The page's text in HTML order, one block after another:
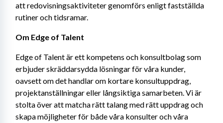
att redovisningsaktiviteter genomförs enligt fastställda
rutiner och tidsramar.
Om Edge of Talent
Edge of Talent är ett kompetens och konsultbolag som
erbjuder skräddarsydda lösningar för våra kunder,
oavsett om det handlar om kortare konsultuppdrag,
projektanställningar eller långsiktiga samarbeten. Vi är
stolta över att matcha rätt talang med rätt uppdrag och
skapa möjligheter för både våra konsulter och våra